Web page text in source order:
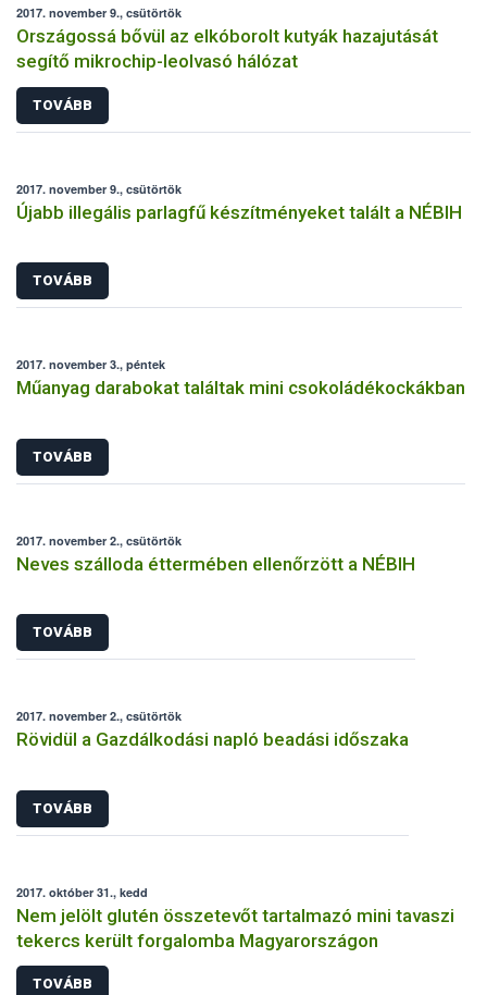
2017. november 9., csütörtök
Országossá bővül az elkóborolt kutyák hazajutását
segítő mikrochip-leolvasó hálózat
TOVÁBB
2017. november 9., csütörtök
Újabb illegális parlagfű készítményeket talált a NÉBIH
TOVÁBB
2017. november 3., péntek
Műanyag darabokat találtak mini csokoládékockákban
TOVÁBB
2017. november 2., csütörtök
Neves szálloda éttermében ellenőrzött a NÉBIH
TOVÁBB
2017. november 2., csütörtök
Rövidül a Gazdálkodási napló beadási időszaka
TOVÁBB
2017. október 31., kedd
Nem jelölt glutén összetevőt tartalmazó mini tavaszi
tekercs került forgalomba Magyarországon
TOVÁBB